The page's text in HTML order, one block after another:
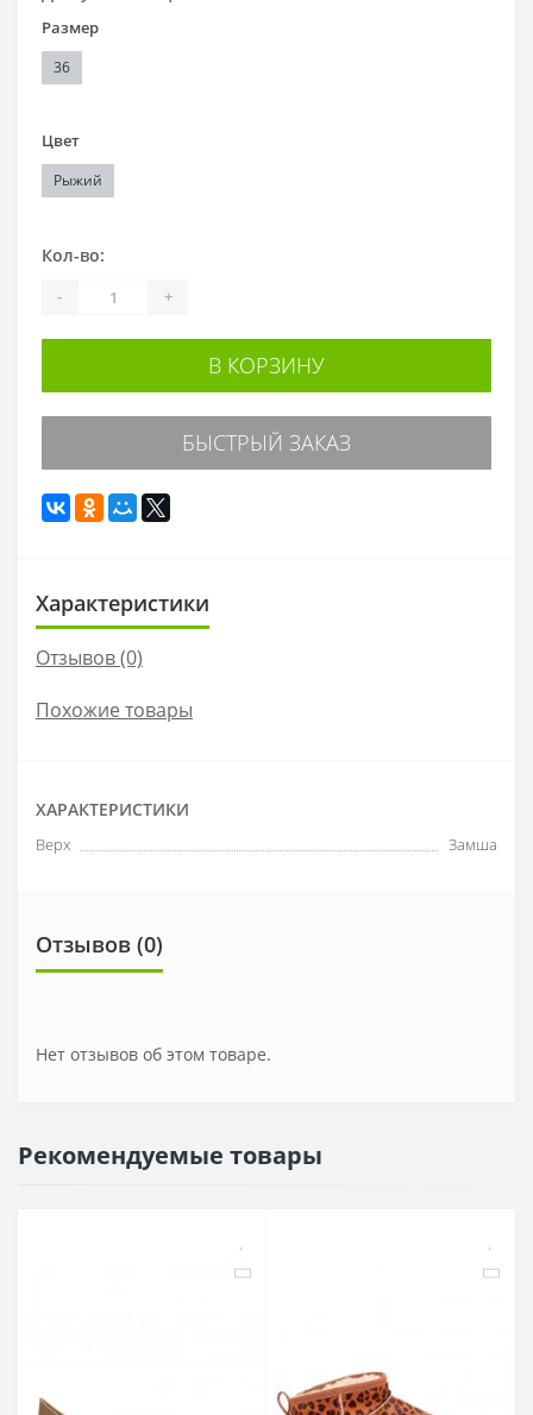
Размер
36
Цвет
Рыжий
Кол-во:
- +
В КОРЗИНУ
БЫСТРЫЙ ЗАКАЗ
Характеристики
Отзывов (0)
Похожие товары
ХАРАКТЕРИСТИКИ
Верх Замша
Отзывов (0)
Нет отзывов об этом товаре.
Рекомендуемые товары